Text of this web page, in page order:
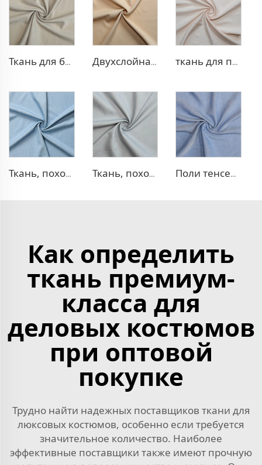
Ткань для блейзера TR в рубчик Двухслойная ткань для платья TR ткань для платья 100% лиоцелл, похожая на лен
Ткань, похожая на деним, TR Ткань, похожая на деним, TR с эффектом стрейч Поли тенсел деним — ткань, похожая на джинсовую
Как определить
ткань премиум-
класса для
деловых костюмов
при оптовой
покупке
Трудно найти надежных поставщиков ткани для
люксовых костюмов, особенно если требуется
значительное количество. Наиболее
эффективные поставщики также имеют прочную